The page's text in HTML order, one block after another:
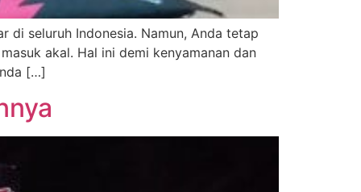
di seluruh Indonesia. Namun, Anda tetap
akal. Hal ini demi kenyamanan dan
[…]